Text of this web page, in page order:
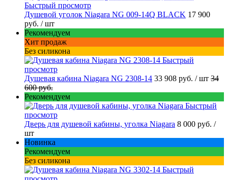
Быстрый просмотр
Душевой уголок Niagara NG 009-14Q BLACK 17 900
руб. / шт
Рекомендуем
Хит продаж
Без силикона
Быстрый
просмотр
Душевая кабина Niagara NG 2308-14 33 908 руб. / шт 34
600 руб.
Рекомендуем
Быстрый
просмотр
Дверь для душевой кабины, уголка Niagara 8 000 руб. /
шт
Новинка
Рекомендуем
Без силикона
Быстрый